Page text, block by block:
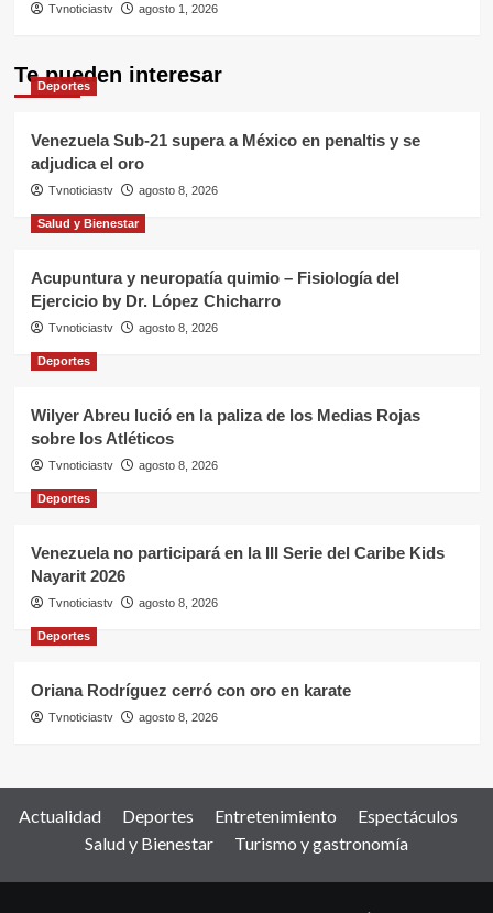
Tvnoticiastv agosto 1, 2026
Te pueden interesar
Deportes
Venezuela Sub-21 supera a México en penaltis y se
adjudica el oro
Tvnoticiastv agosto 8, 2026
Salud y Bienestar
Acupuntura y neuropatía quimio – Fisiología del
Ejercicio by Dr. López Chicharro
Tvnoticiastv agosto 8, 2026
Deportes
Wilyer Abreu lució en la paliza de los Medias Rojas
sobre los Atléticos
Tvnoticiastv agosto 8, 2026
Deportes
Venezuela no participará en la III Serie del Caribe Kids
Nayarit 2026
Tvnoticiastv agosto 8, 2026
Deportes
Oriana Rodríguez cerró con oro en karate
Tvnoticiastv agosto 8, 2026
Actualidad Deportes Entretenimiento
Espectáculos
Salud y Bienestar
Turismo y gastronomía